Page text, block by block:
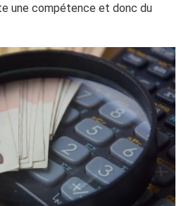
une compétence et donc du